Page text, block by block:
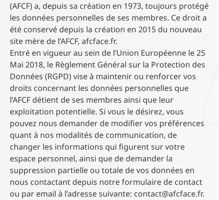
(AFCF) a, depuis sa création en 1973, toujours protégé
les données personnelles de ses membres. Ce droit a
été conservé depuis la création en 2015 du nouveau
site mère de l’AFCF, afcface.fr.
Entré en vigueur au sein de l’Union Européenne le 25
Mai 2018, le Règlement Général sur la Protection des
Données (RGPD) vise à maintenir ou renforcer vos
droits concernant les données personnelles que
l’AFCF détient de ses membres ainsi que leur
exploitation potentielle. Si vous le désirez, vous
pouvez nous demander de modifier vos préférences
quant à nos modalités de communication, de
changer les informations qui figurent sur votre
espace personnel, ainsi que de demander la
suppression partielle ou totale de vos données en
nous contactant depuis notre formulaire de contact
ou par email à l’adresse suivante: contact@afcface.fr.